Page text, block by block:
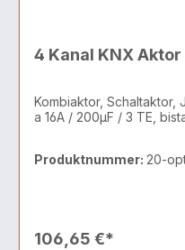
Kombiaktor, Schaltaktor,
a 16A / 200µF / 3 TE,
Produktnummer: 20-
106,65 €*